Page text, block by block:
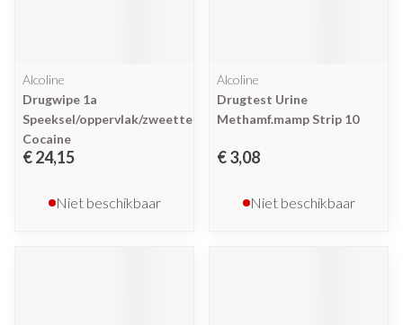
Alcoline
Drugwipe 1a
Speeksel/oppervlak/zweettest
Cocaine
€ 24,15
Niet beschikbaar
Alcoline
Drugtest Urine
Methamf.mamp Strip 10
€ 3,08
Niet beschikbaar